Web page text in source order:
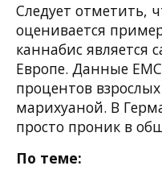
Следует отметить,
оценивается
каннабис
Европе. Данные
процентов
марихуаной. В
просто проник в
По теме: